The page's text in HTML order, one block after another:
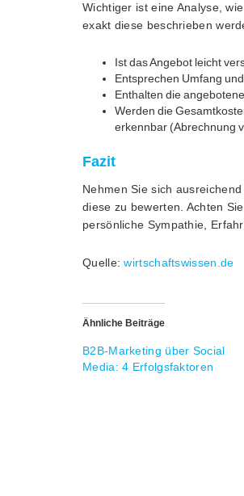
Wichtiger ist eine Analyse,
exakt diese beschrieben
Ist das Angebot leicht
Entsprechen Umfang
Enthalten die
Werden die
erkennbar (Abrechnung
Fazit
Nehmen Sie sich
diese zu bewerten. Achten
persönliche Sympathie,
Quelle:wirtschaftswissen.de
Ähnliche Beiträge
B2B-Marketing über Social
Media: 4 Erfolgsfaktoren